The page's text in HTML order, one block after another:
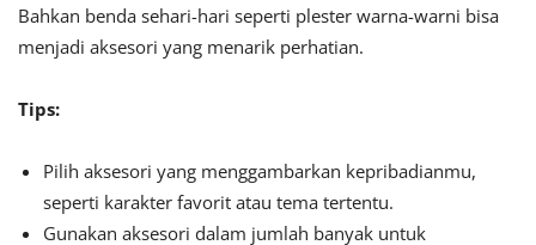
Bahkan benda sehari-hari seperti plester warna-warni bisa
menjadi aksesori yang menarik perhatian.
Tips:
Pilih aksesori yang menggambarkan kepribadianmu,
seperti karakter favorit atau tema tertentu.
Gunakan aksesori dalam jumlah banyak untuk